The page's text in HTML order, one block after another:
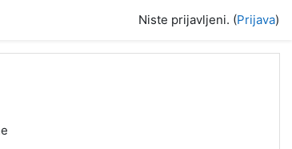
Niste prijavljeni. (Prijava)